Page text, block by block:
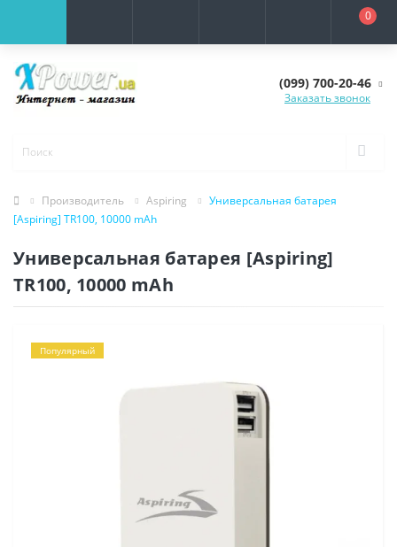
0
(099) 700-20-46
Заказать звонок
Производитель Aspiring
Универсальная батарея
[Aspiring] TR100, 10000 mAh
Универсальная батарея [Aspiring]
TR100, 10000 mAh
Популярный